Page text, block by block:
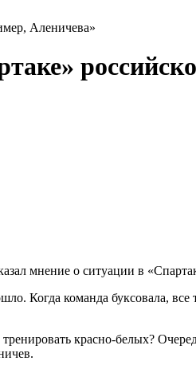
Аленичева»
мнение о ситуации в
Когда команда буксовала, все
красно-белых?